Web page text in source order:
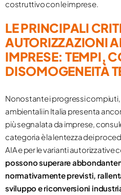
costruttivo con le imprese.
LE PRINCIPALI
AUTORIZZAZIONI
IMPRESE: TEMPI,
DISOMOGENEITÀ
Nonostante i progressi compiuti,
ambientali in Italia presenta
più segnalata da imprese,
categoria è la lentezza dei
AIA e per le varianti autorizzative
possono superare
normativamente previsti,
sviluppo e riconversioni